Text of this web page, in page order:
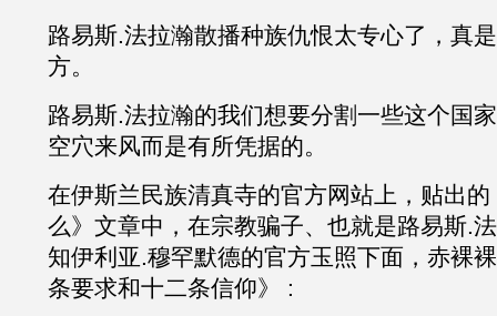
路易斯.法拉瀚散播种族仇恨太专心了，真
方。
路易斯.法拉瀚的我们想要分割一些这个国
空穴来风而是有所凭据的。
在伊斯兰民族清真寺的官方网站上，贴出
么》文章中，在宗教骗子、也就是路易斯.
知伊利亚.穆罕默德的官方玉照下面，赤裸
条要求和十二条信仰》
: